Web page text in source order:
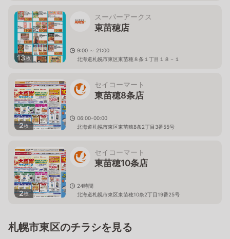
13枚
スーパーアークス
東苗穂店
9:00 ～ 21:00
北海道札幌市東区東苗穂８条１丁目１８－１
2枚
セイコーマート
東苗穂8条店
06:00-00:00
北海道札幌市東区東苗穂8条2丁目3番55号
2枚
セイコーマート
東苗穂10条店
24時間
北海道札幌市東区東苗穂10条2丁目19番25号
札幌市東区のチラシを見る